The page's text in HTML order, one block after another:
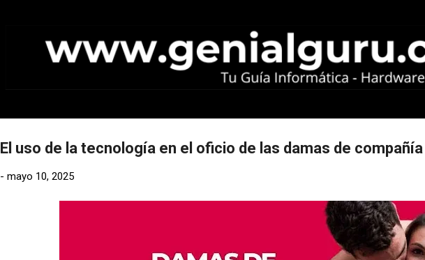
El uso de la tecnología en el oficio de las damas de compañía
- mayo 10, 2025